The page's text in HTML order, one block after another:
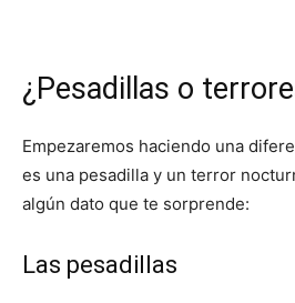
¿Pesadillas o
Empezaremos haciendo una
es una pesadilla y un terror
algún dato que te sorprende:
Las pesadillas